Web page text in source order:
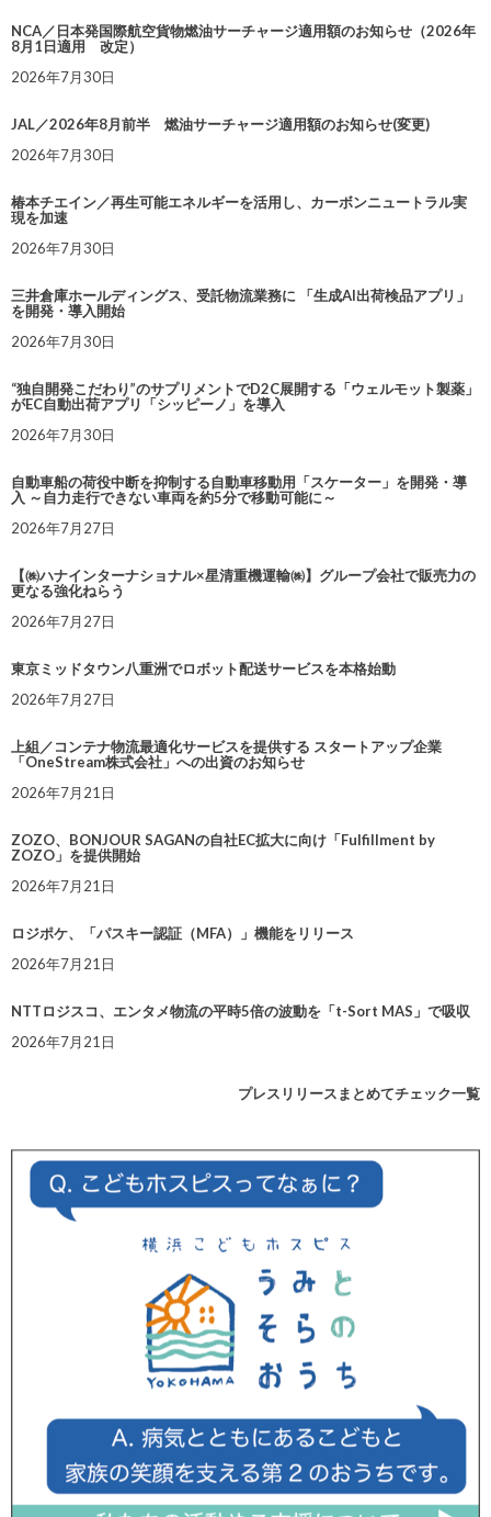
NCA／日本発国際航空貨物燃油サーチャージ適用額のお知らせ（2026年
8月1日適用 改定）
2026年7月30日
JAL／2026年8月前半 燃油サーチャージ適用額のお知らせ(変更)
2026年7月30日
椿本チエイン／再生可能エネルギーを活用し、カーボンニュートラル実
現を加速
2026年7月30日
三井倉庫ホールディングス、受託物流業務に 「生成AI出荷検品アプリ」
を開発・導入開始
2026年7月30日
“独自開発こだわり”のサプリメントでD2C展開する「ウェルモット製薬」
がEC自動出荷アプリ「シッピーノ」を導入
2026年7月30日
自動車船の荷役中断を抑制する自動車移動用「スケーター」を開発・導
入 ～自力走行できない車両を約5分で移動可能に～
2026年7月27日
【㈱ハナインターナショナル×星清重機運輸㈱】グループ会社で販売力の
更なる強化ねらう
2026年7月27日
東京ミッドタウン八重洲でロボット配送サービスを本格始動
2026年7月27日
上組／コンテナ物流最適化サービスを提供する スタートアップ企業
「OneStream株式会社」への出資のお知らせ
2026年7月21日
ZOZO、BONJOUR SAGANの自社EC拡大に向け「Fulfillment by
ZOZO」を提供開始
2026年7月21日
ロジポケ、「パスキー認証（MFA）」機能をリリース
2026年7月21日
NTTロジスコ、エンタメ物流の平時5倍の波動を「t-Sort MAS」で吸収
2026年7月21日
プレスリリースまとめてチェック一覧